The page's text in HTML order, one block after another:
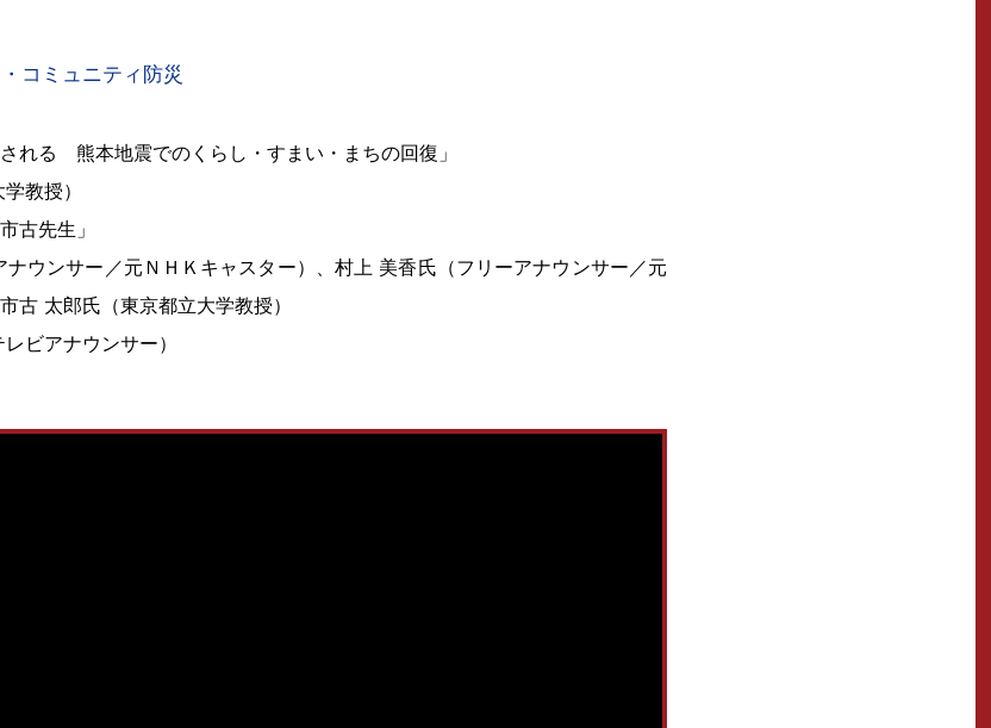
コミュニティ防災
れる 熊本地震でのくらし・すまい・まちの回復」
教授）
古先生」
ウンサー／元ＮＨＫキャスター）、村上 美香氏（フリーアナウンサー／元
古 太郎氏（東京都立大学教授）
ビアナウンサー）